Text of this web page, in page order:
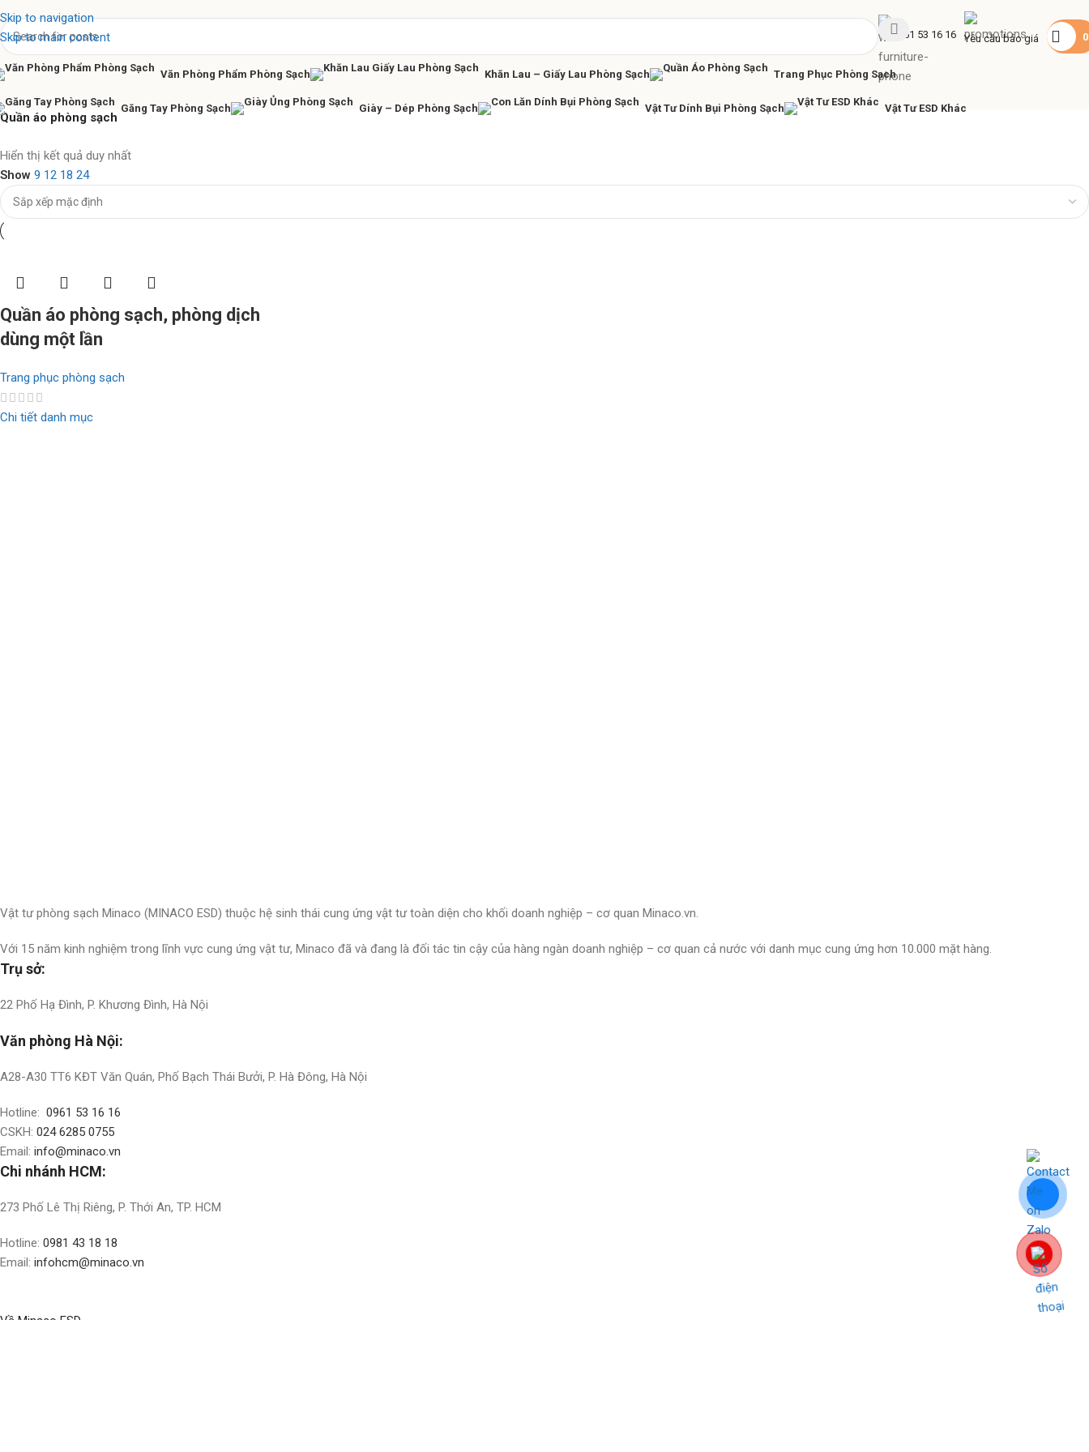
Skip to navigation
Skip to main content
+84 961 53 16 16 Yêu cầu báo giá
Văn Phòng Phẩm Phòng Sạch Khăn Lau – Giấy Lau Phòng Sạch Trang Phục Phòng Sạch
Găng Tay Phòng Sạch Giày – Dép Phòng Sạch Vật Tư Dính Bụi Phòng Sạch Vật Tư ESD Khác
Quần áo phòng sạch
Nhíp chống tĩnh điện Ventus
Hàng chính hãng
Xem ngay
Hiển thị kết quả duy nhất
Show 9 12 18 24
Quần áo phòng sạch, phòng dịch
dùng một lần
Trang phục phòng sạch
Chi tiết danh mục
Vật tư phòng sạch Minaco (MINACO ESD) thuộc hệ sinh thái cung ứng vật tư toàn diện cho khối doanh nghiệp – cơ quan Minaco.vn.
Với 15 năm kinh nghiệm trong lĩnh vực cung ứng vật tư, Minaco đã và đang là đối tác tin cậy của hàng ngàn doanh nghiệp – cơ quan cả nước với danh mục cung ứng hơn 10.000 mặt hàng.
Trụ sở:
22 Phố Hạ Đình, P. Khương Đình, Hà Nội
Văn phòng Hà Nội:
A28-A30 TT6 KĐT Văn Quán, Phố Bạch Thái Bưởi, P. Hà Đông, Hà Nội
Hotline: 0961 53 16 16
CSKH: 024 6285 0755
Email: info@minaco.vn
Chi nhánh HCM:
273 Phố Lê Thị Riêng, P. Thới An, TP. HCM
Hotline: 0981 43 18 18
Email: infohcm@minaco.vn
Về Minaco ESD